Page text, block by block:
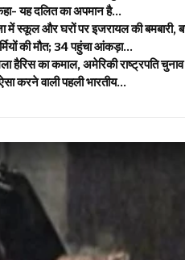
यह दलित का अपमान है…
में स्कूल और घरों पर इजरायल की बमबारी,
की मौत; 34 पहुंचा आंकड़ा…
हैरिस का कमाल, अमेरिकी राष्ट्रपति
करने वाली पहली भारतीय…